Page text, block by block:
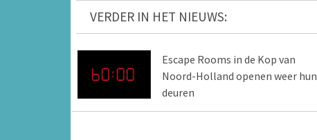
VERDER IN HET NIEUWS:
Escape Rooms in de Kop van
Noord-Holland openen weer hun
deuren